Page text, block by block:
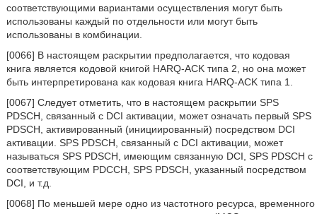
соответствующими вариантами осуществления могут быть
использованы каждый по отдельности или могут быть
использованы в комбинации.
[0066] В настоящем раскрытии предполагается, что кодовая
книга является кодовой книгой HARQ-ACK типа 2, но она может
быть интерпретирована как кодовая книга HARQ-ACK типа 1.
[0067] Следует отметить, что в настоящем раскрытии SPS
PDSCH, связанный с DCI активации, может означать первый SPS
PDSCH, активированный (инициированный) посредством DCI
активации. SPS PDSCH, связанный с DCI активации, может
называться SPS PDSCH, имеющим связанную DCI, SPS PDSCH с
соответствующим PDCCH, SPS PDSCH, указанный посредством
DCI, и т.д.
[0068] По меньшей мере одно из частотного ресурса, временного